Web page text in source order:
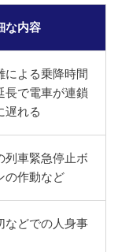
な内容
による乗降時間
長で電車が連鎖
遅れる
列車緊急停止ボ
の作動など
などでの人身事